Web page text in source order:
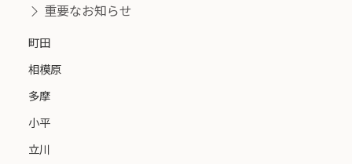
重要なお知らせ
町田
相模原
多摩
小平
立川